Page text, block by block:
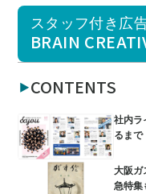
スタッフ付き広
BRAIN
CONTENTS
社内ラ
るまで
大阪ガ
急特集